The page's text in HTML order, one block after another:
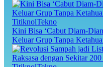
TitiknolTekno
Kini Bisa ‘Cabut Diam-
Keluar Grup Tanpa